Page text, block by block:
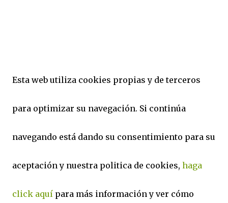
Esta web utiliza cookies propias y de terceros
para optimizar su navegación. Si continúa
navegando está dando su consentimiento para su
aceptación y nuestra politica de cookies, haga
click aquí para más información y ver cómo